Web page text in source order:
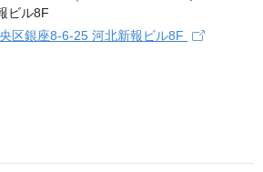
区銀座8-6-25 河北新報ビル8F